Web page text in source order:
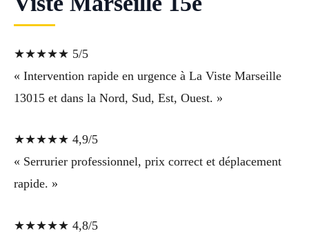
★★★★★ 5/5
« Intervention rapide en urgence à La Viste Marseille
13015 et dans la Nord, Sud, Est, Ouest. »
★★★★★ 4,9/5
« Serrurier professionnel, prix correct et déplacement
rapide. »
★★★★★ 4,8/5